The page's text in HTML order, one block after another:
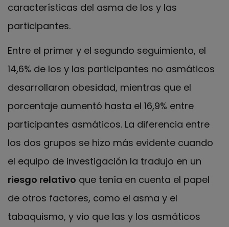
características del asma de los y las
participantes.
Entre el primer y el segundo seguimiento, el
14,6% de los y las participantes no asmáticos
desarrollaron obesidad, mientras que el
porcentaje aumentó hasta el 16,9% entre
participantes asmáticos. La diferencia entre
los dos grupos se hizo más evidente cuando
el equipo de investigación la tradujo en un
riesgo relativo que tenía en cuenta el papel
de otros factores, como el asma y el
tabaquismo, y vio que las y los asmáticos